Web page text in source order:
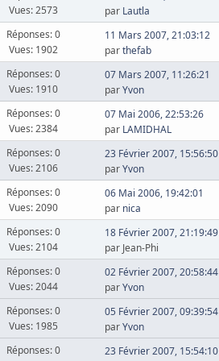
Vues: 2573
par Lautla
Réponses: 0
Vues: 1902
11 Mars 2007, 21:03:12
parthefab
Réponses: 0
Vues: 1910
07 Mars 2007, 11:26:21
parYvon
Réponses: 0
Vues: 2384
07 Mai 2006, 22:53:26
par LAMIDHAL
Réponses: 0
Vues: 2106
23 Février 2007, 15:56:50
parYvon
Réponses: 0
Vues: 2090
06 Mai 2006, 19:42:01
par nica
Réponses: 0
Vues: 2104
18 Février 2007, 21:19:49
par Jean-Phi
Réponses: 0
Vues: 2044
02 Février 2007, 20:58:44
parYvon
Réponses: 0
Vues: 1985
05 Février 2007, 09:39:54
parYvon
Réponses: 0
23 Février 2007, 15:54:10